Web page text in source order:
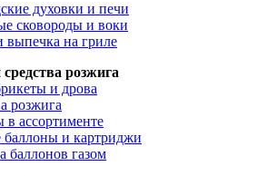
духовки и печи
сковороды и воки
на гриле
розжига
и дрова
розжига
в ассортименте
баллоны и картриджи
баллонов газом